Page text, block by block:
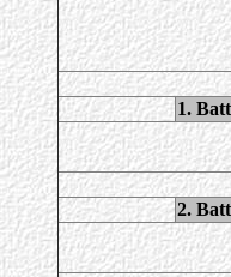
1.
2.